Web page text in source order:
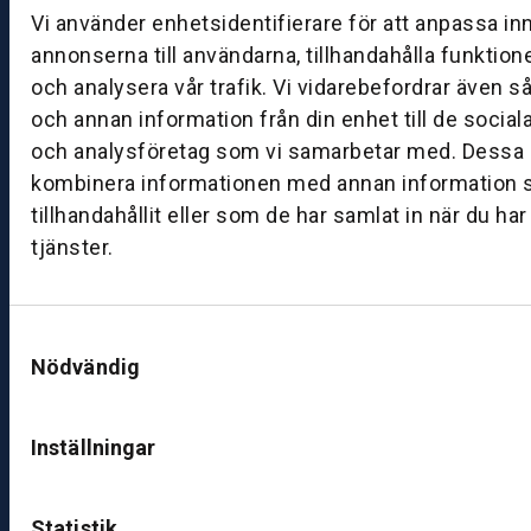
Vi använder enhetsidentifierare för att anpassa
annonserna till användarna, tillhandahålla
och analysera vår trafik. Vi vidarebefordrar även
och annan information från din enhet till de
och analysföretag som vi samarbetar med. Dessa
kombinera informationen med annan information
tillhandahållit eller som de har samlat in när du
tjänster.
Nödvändig
Inställningar
g:
8:
0
0
–
1
7:
0
ut
k
v